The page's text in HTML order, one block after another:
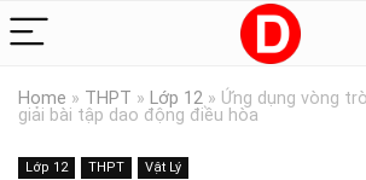
Home » THPT » Lớp 12 » Ứng dụng vòng
giải bài tập dao động điều hòa
Lớp 12 THPT Vật Lý